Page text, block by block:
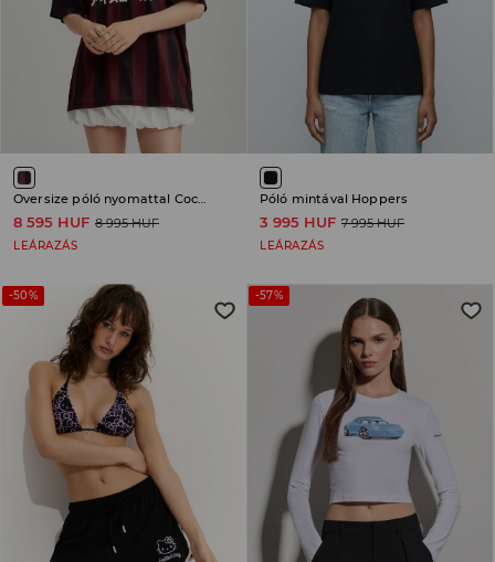
8 595 HUF 8 995 HUF
LEÁRAZÁS
Póló mintával Hoppers
3 995 HUF 7 995 HUF
LEÁRAZÁS
-50% -57%